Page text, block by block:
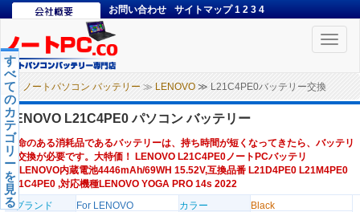
お問い合わせ サイトマップ 1 2 3 4
Toggle
ノートパソコン バッテリー ≫ LENOVO ≫ L21C4PE0バッテリー交換
す
べ
て
の
カ
テ
ゴ
リ
ー
を
見
る
LENOVO L21C4PE0 パソコン バッテリー
寿命のある消耗品であるバッテリーは、持ち時間が短くなってきたら、バッテリ
ー交換が必要です。大特価！ LENOVO L21C4PE0ノートPCバッテリ
ー,LENOVO内蔵電池4446mAh/69WH 15.52V,互換品番 L21D4PE0 L21M4PE0
L21C4PE0 ,対応機種LENOVO YOGA PRO 14s 2022
のブランド
For LENOVO カラー
Black